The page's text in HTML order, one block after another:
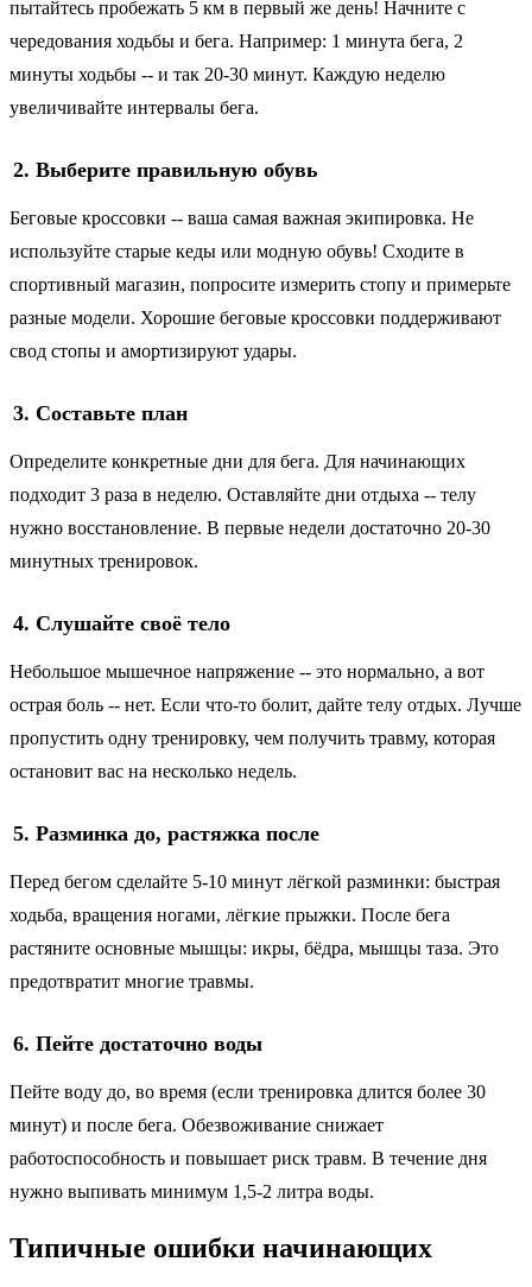
пытайтесь пробежать 5 км в первый же день! Начните с
чередования ходьбы и бега. Например: 1 минута бега, 2
минуты ходьбы -- и так 20-30 минут. Каждую неделю
увеличивайте интервалы бега.
2. Выберите правильную обувь
Беговые кроссовки -- ваша самая важная экипировка. Не
используйте старые кеды или модную обувь! Сходите в
спортивный магазин, попросите измерить стопу и примерьте
разные модели. Хорошие беговые кроссовки поддерживают
свод стопы и амортизируют удары.
3. Составьте план
Определите конкретные дни для бега. Для начинающих
подходит 3 раза в неделю. Оставляйте дни отдыха -- телу
нужно восстановление. В первые недели достаточно 20-30
минутных тренировок.
4. Слушайте своё тело
Небольшое мышечное напряжение -- это нормально, а вот
острая боль -- нет. Если что-то болит, дайте телу отдых. Лучше
пропустить одну тренировку, чем получить травму, которая
остановит вас на несколько недель.
5. Разминка до, растяжка после
Перед бегом сделайте 5-10 минут лёгкой разминки: быстрая
ходьба, вращения ногами, лёгкие прыжки. После бега
растяните основные мышцы: икры, бёдра, мышцы таза. Это
предотвратит многие травмы.
6. Пейте достаточно воды
Пейте воду до, во время (если тренировка длится более 30
минут) и после бега. Обезвоживание снижает
работоспособность и повышает риск травм. В течение дня
нужно выпивать минимум 1,5-2 литра воды.
Типичные ошибки начинающих